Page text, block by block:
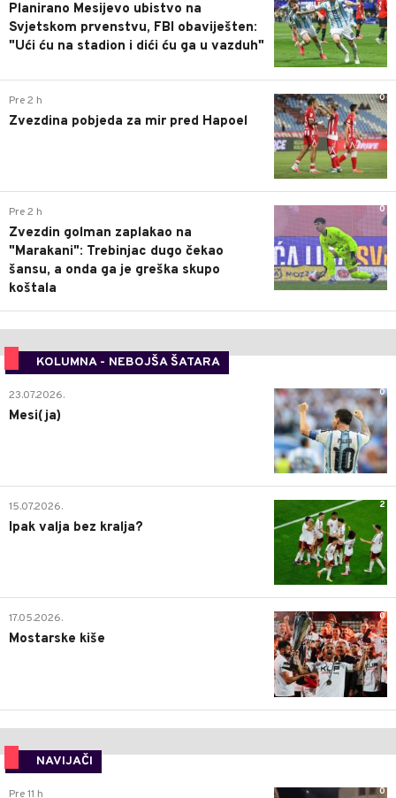
Planirano Mesijevo ubistvo na
Svjetskom prvenstvu, FBI obaviješten:
"Ući ću na stadion i dići ću ga u vazduh"
0
Pre 2 h
Zvezdina pobjeda za mir pred Hapoel
0
Pre 2 h
Zvezdin golman zaplakao na
"Marakani": Trebinjac dugo čekao
šansu, a onda ga je greška skupo
koštala
KOLUMNA - NEBOJŠA ŠATARA
0
23.07.2026.
Mesi(ja)
2
15.07.2026.
Ipak valja bez kralja?
0
17.05.2026.
Mostarske kiše
NAVIJAČI
0
Pre 11 h